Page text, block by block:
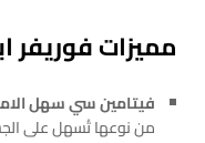
مميزات فوريفر
فيتامين سي سهل
من نوعها تُسهل على